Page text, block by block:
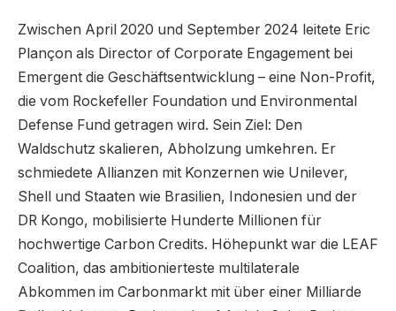
Zwischen April 2020 und September 2024 leitete Eric
Plançon als Director of Corporate Engagement bei
Emergent die Geschäftsentwicklung – eine Non-Profit,
die vom Rockefeller Foundation und Environmental
Defense Fund getragen wird. Sein Ziel: Den
Waldschutz skalieren, Abholzung umkehren. Er
schmiedete Allianzen mit Konzernen wie Unilever,
Shell und Staaten wie Brasilien, Indonesien und der
DR Kongo, mobilisierte Hunderte Millionen für
hochwertige Carbon Credits. Höhepunkt war die LEAF
Coalition, das ambitionierteste multilaterale
Abkommen im Carbonmarkt mit über einer Milliarde